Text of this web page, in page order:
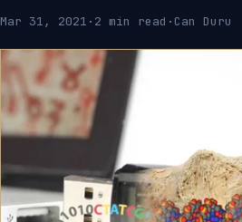
Mar 31, 2021 · 2 min read · Can Duru